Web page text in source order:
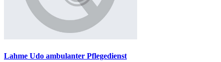
Lahme Udo ambulanter Pflegedienst